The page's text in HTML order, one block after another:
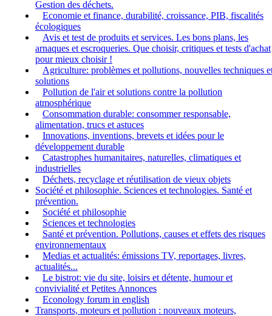
Gestion des déchets.
Economie et finance, durabilité, croissance, PIB, fiscalités
écologiques
Avis et test de produits et services. Les bons plans, les
arnaques et escroqueries. Que choisir, critiques et tests d'achat
pour mieux choisir !
Agriculture: problèmes et pollutions, nouvelles techniques
solutions
Pollution de l'air et solutions contre la pollution
atmosphérique
Consommation durable: consommer responsable,
alimentation, trucs et astuces
Innovations, inventions, brevets et idées pour le
développement durable
Catastrophes humanitaires, naturelles, climatiques et
industrielles
Déchets, recyclage et réutilisation de vieux objets
Société et philosophie. Sciences et technologies. Santé et
prévention.
Société et philosophie
Sciences et technologies
Santé et prévention. Pollutions, causes et effets des risques
environnementaux
Medias et actualités: émissions TV, reportages, livres,
actualités...
Le bistrot: vie du site, loisirs et détente, humour et
convivialité et Petites Annonces
Econology forum in english
Transports, moteurs et pollution : nouveaux moteurs,